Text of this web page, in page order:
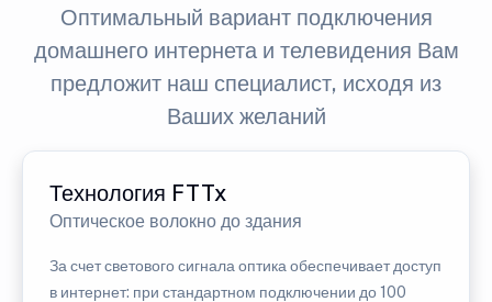
Оптимальный вариант подключения
домашнего интернета и телевидения Вам
предложит наш специалист, исходя из
Ваших желаний
Технология FTTx
Оптическое волокно до здания
За счет светового сигнала оптика обеспечивает доступ
в интернет: при стандартном подключении до 100